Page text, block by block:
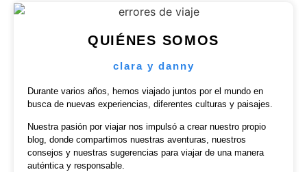
QUIÉNES SOMOS
clara y danny
Durante varios años, hemos viajado juntos por el mundo en
busca de nuevas experiencias, diferentes culturas y paisajes.
Nuestra pasión por viajar nos impulsó a crear nuestro propio
blog, donde compartimos nuestras aventuras, nuestros
consejos y nuestras sugerencias para viajar de una manera
auténtica y responsable.